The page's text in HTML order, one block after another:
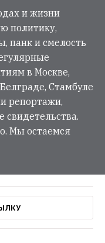
и жизни
политику,
панк и смелость
в Москве,
Стамбуле
репортажи,
свидетельства.
Мы остаемся